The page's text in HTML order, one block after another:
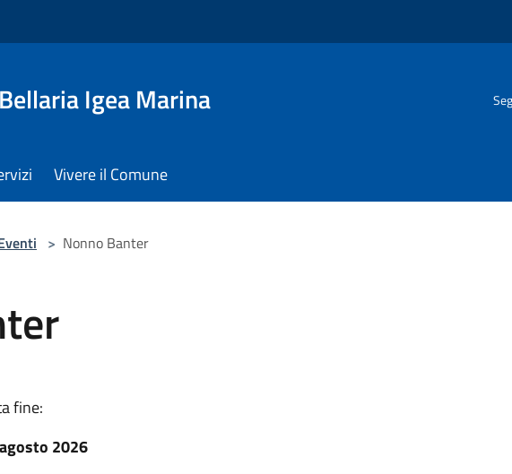
Igea Marina
Vivere il Comune
> Nonno Banter
fine:
2026